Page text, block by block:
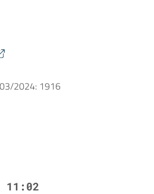
2024: 1916
11:02